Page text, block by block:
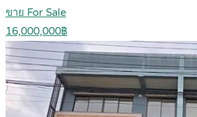
ขาย For Sale
16,000,000฿